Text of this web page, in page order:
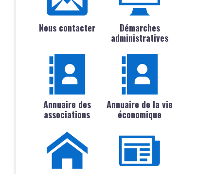
Nous contacter
Démarches
administratives
Annuaire des
associations
Annuaire de la vie
économique